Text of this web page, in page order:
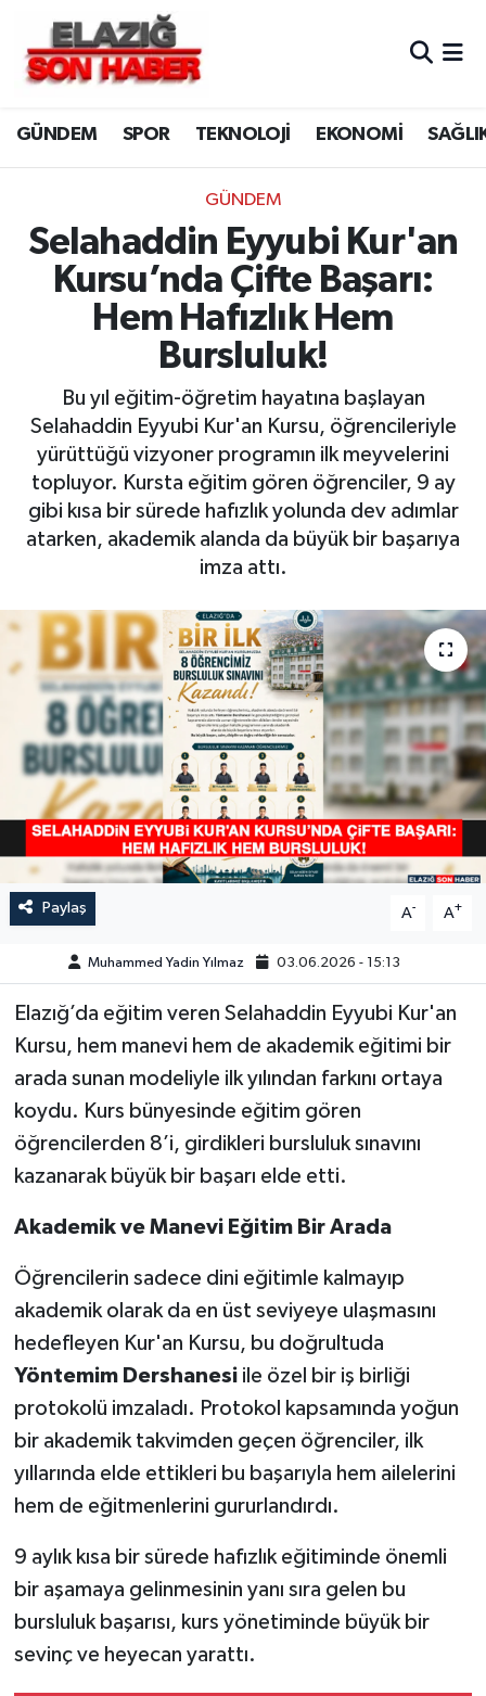
GÜNDEM SPOR TEKNOLOJİ EKONOMİ
GÜNDEM
Selahaddin Eyyubi Kur'an
Kursu’nda Çifte Başarı:
Hem Hafızlık Hem
Bursluluk!
Bu yıl eğitim-öğretim hayatına başlayan
Selahaddin Eyyubi Kur'an Kursu, öğrencileriyle
yürüttüğü vizyoner programın ilk meyvelerini
topluyor. Kursta eğitim gören öğrenciler, 9 ay
gibi kısa bir sürede hafızlık yolunda dev adımlar
atarken, akademik alanda da büyük bir başarıya
imza attı.
Paylaş A- A+
Muhammed Yadin Yılmaz 03.06.2026 - 15:13
Elazığ’da eğitim veren Selahaddin Eyyubi Kur'an
Kursu, hem manevi hem de akademik eğitimi bir
arada sunan modeliyle ilk yılından farkını ortaya
koydu. Kurs bünyesinde eğitim gören
öğrencilerden 8’i, girdikleri bursluluk sınavını
kazanarak büyük bir başarı elde etti.
Akademik ve Manevi Eğitim Bir Arada
Öğrencilerin sadece dini eğitimle kalmayıp
akademik olarak da en üst seviyeye ulaşmasını
hedefleyen Kur'an Kursu, bu doğrultuda
Yöntemim Dershanesiile özel bir iş birliği
protokolü imzaladı. Protokol kapsamında yoğun
bir akademik takvimden geçen öğrenciler, ilk
yıllarında elde ettikleri bu başarıyla hem ailelerini
hem de eğitmenlerini gururlandırdı.
9 aylık kısa bir sürede hafızlık eğitiminde önemli
bir aşamaya gelinmesinin yanı sıra gelen bu
bursluluk başarısı, kurs yönetiminde büyük bir
sevinç ve heyecan yarattı.
CANLI YAYIN
ASAYİŞ
BİLİM VE TEKNOLOJİ
DÜNYA
EĞİTİM
ELAZIĞ
GENEL
HABERDE İNSAN
KÜLTÜR-SANAT
MAGAZİN
MEDYA
ÖZEL HABER
POLİTİKA
SAĞLIK
SİYASET
SPOR
TEKNOLOJİ
YAŞAM
Merkez Hava Durumu
Merkez Trafik Yoğunluk Haritası
Süper Lig Puan Durumu ve Fikstür
Tüm Manşetler
Son Dakika Haberleri